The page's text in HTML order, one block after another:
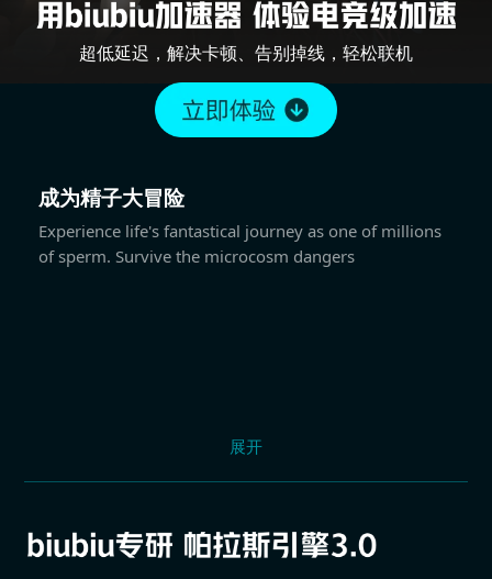
超低延迟，解决卡顿、告别掉线，轻松联机
成为精子大冒险
Experience life's fantastical journey as one of millions
of sperm. Survive the microcosm dangers
展开